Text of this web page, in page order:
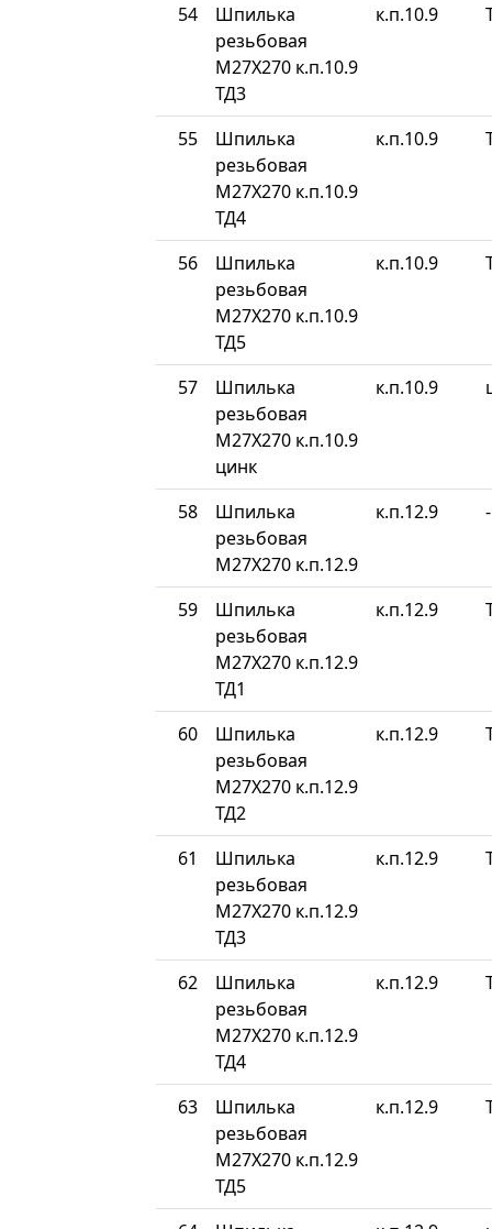
54
Шпилька
резьбовая
М27Х270 к.п.10.9
ТД3
к.п.10.9
55
Шпилька
резьбовая
М27Х270 к.п.10.9
ТД4
к.п.10.9
56
Шпилька
резьбовая
М27Х270 к.п.10.9
ТД5
к.п.10.9
57
Шпилька
резьбовая
М27Х270 к.п.10.9
цинк
к.п.10.9
58
Шпилька
резьбовая
М27Х270 к.п.12.9
к.п.12.9 -
59
Шпилька
резьбовая
М27Х270 к.п.12.9
ТД1
к.п.12.9
60
Шпилька
резьбовая
М27Х270 к.п.12.9
ТД2
к.п.12.9
61
Шпилька
резьбовая
М27Х270 к.п.12.9
ТД3
к.п.12.9
62
Шпилька
резьбовая
М27Х270 к.п.12.9
ТД4
к.п.12.9
63
Шпилька
резьбовая
М27Х270 к.п.12.9
ТД5
к.п.12.9